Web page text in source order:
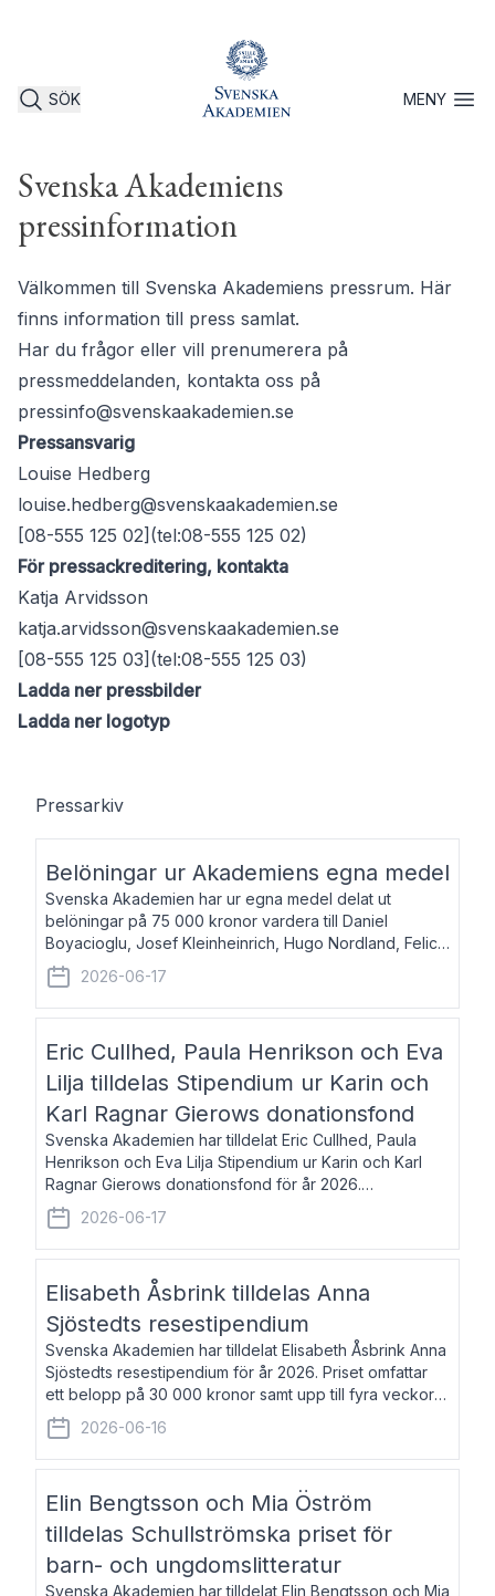
SÖK MENYÖppna
Svenska Akademiens
pressinformation
Välkommen till Svenska Akademiens pressrum. Här
finns information till press samlat.
Har du frågor eller vill prenumerera på
pressmeddelanden, kontakta oss på
pressinfo@svenskaakademien.se
Pressansvarig
Louise Hedberg
louise.hedberg@svenskaakademien.se
[08-555 125 02](tel:08-555 125 02)
För pressackreditering, kontakta
Katja Arvidsson
katja.arvidsson@svenskaakademien.se
[08-555 125 03](tel:08-555 125 03)
Ladda ner pressbilder
Ladda ner logotyp
Pressarkiv
Belöningar ur Akademiens egna medel
Svenska Akademien har ur egna medel delat ut
belöningar på 75 000 kronor vardera till Daniel
Boyacioglu, Josef Kleinheinrich, Hugo Nordland, Felicia
Stenroth och Svante Strandberg. Daniel Boyacioglu,
född 1981, är poet och scenartist. Josef
2026-06-17
Eric Cullhed, Paula Henrikson och Eva
Lilja tilldelas Stipendium ur Karin och
Karl Ragnar Gierows donationsfond
Svenska Akademien har tilldelat Eric Cullhed, Paula
Henrikson och Eva Lilja Stipendium ur Karin och Karl
Ragnar Gierows donationsfond för år 2026.
Stipendiebeloppet är på 70 000 kronor vardera. Eric
Cullhed, född 1985, är professor i grekis
2026-06-17
Elisabeth Åsbrink tilldelas Anna
Sjöstedts resestipendium
Svenska Akademien har tilldelat Elisabeth Åsbrink Anna
Sjöstedts resestipendium för år 2026. Priset omfattar
ett belopp på 30 000 kronor samt upp till fyra veckors
fri vistelse i Akademiens lägenhet i Berlin. Elisabeth
Åsbrink, född 1965 oc
2026-06-16
Elin Bengtsson och Mia Öström
tilldelas Schullströmska priset för
barn- och ungdomslitteratur
Svenska Akademien har tilldelat Elin Bengtsson och Mia